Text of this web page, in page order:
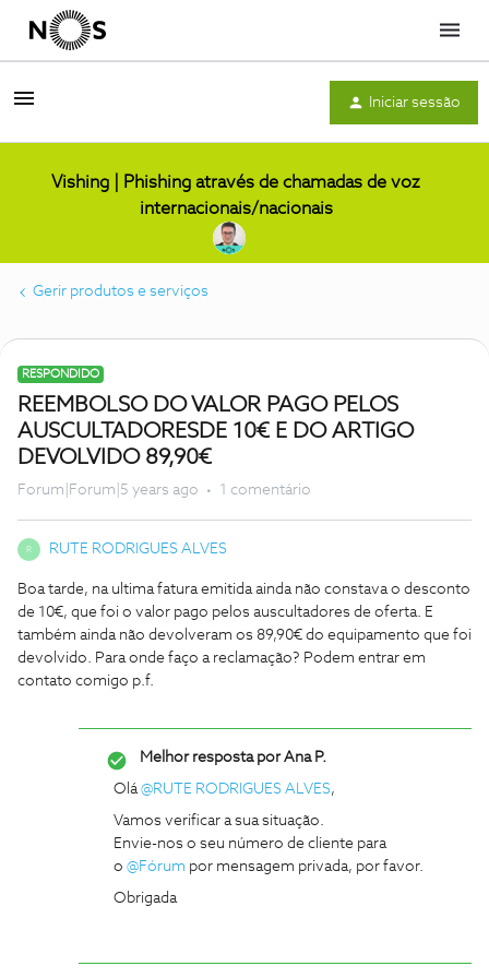
Menu
Iniciar sessão
Vishing | Phishing através de chamadas de voz
internacionais/nacionais
Gerir produtos e serviços
RESPONDIDO
REEMBOLSO DO VALOR PAGO PELOS
AUSCULTADORESDE 10€ E DO ARTIGO
DEVOLVIDO 89,90€
Forum|Forum|5 years ago 1 comentário
R RUTE RODRIGUES ALVES
Boa tarde, na ultima fatura emitida ainda não constava o desconto
de 10€, que foi o valor pago pelos auscultadores de oferta. E
também ainda não devolveram os 89,90€ do equipamento que foi
devolvido. Para onde faço a reclamação? Podem entrar em
contato comigo p.f.
Melhor resposta porAna P.
Olá@RUTE RODRIGUES ALVES,
Vamos verificar a sua situação.
Envie-nos o seu número de cliente para
o @Fórum por mensagem privada, por favor.
Obrigada